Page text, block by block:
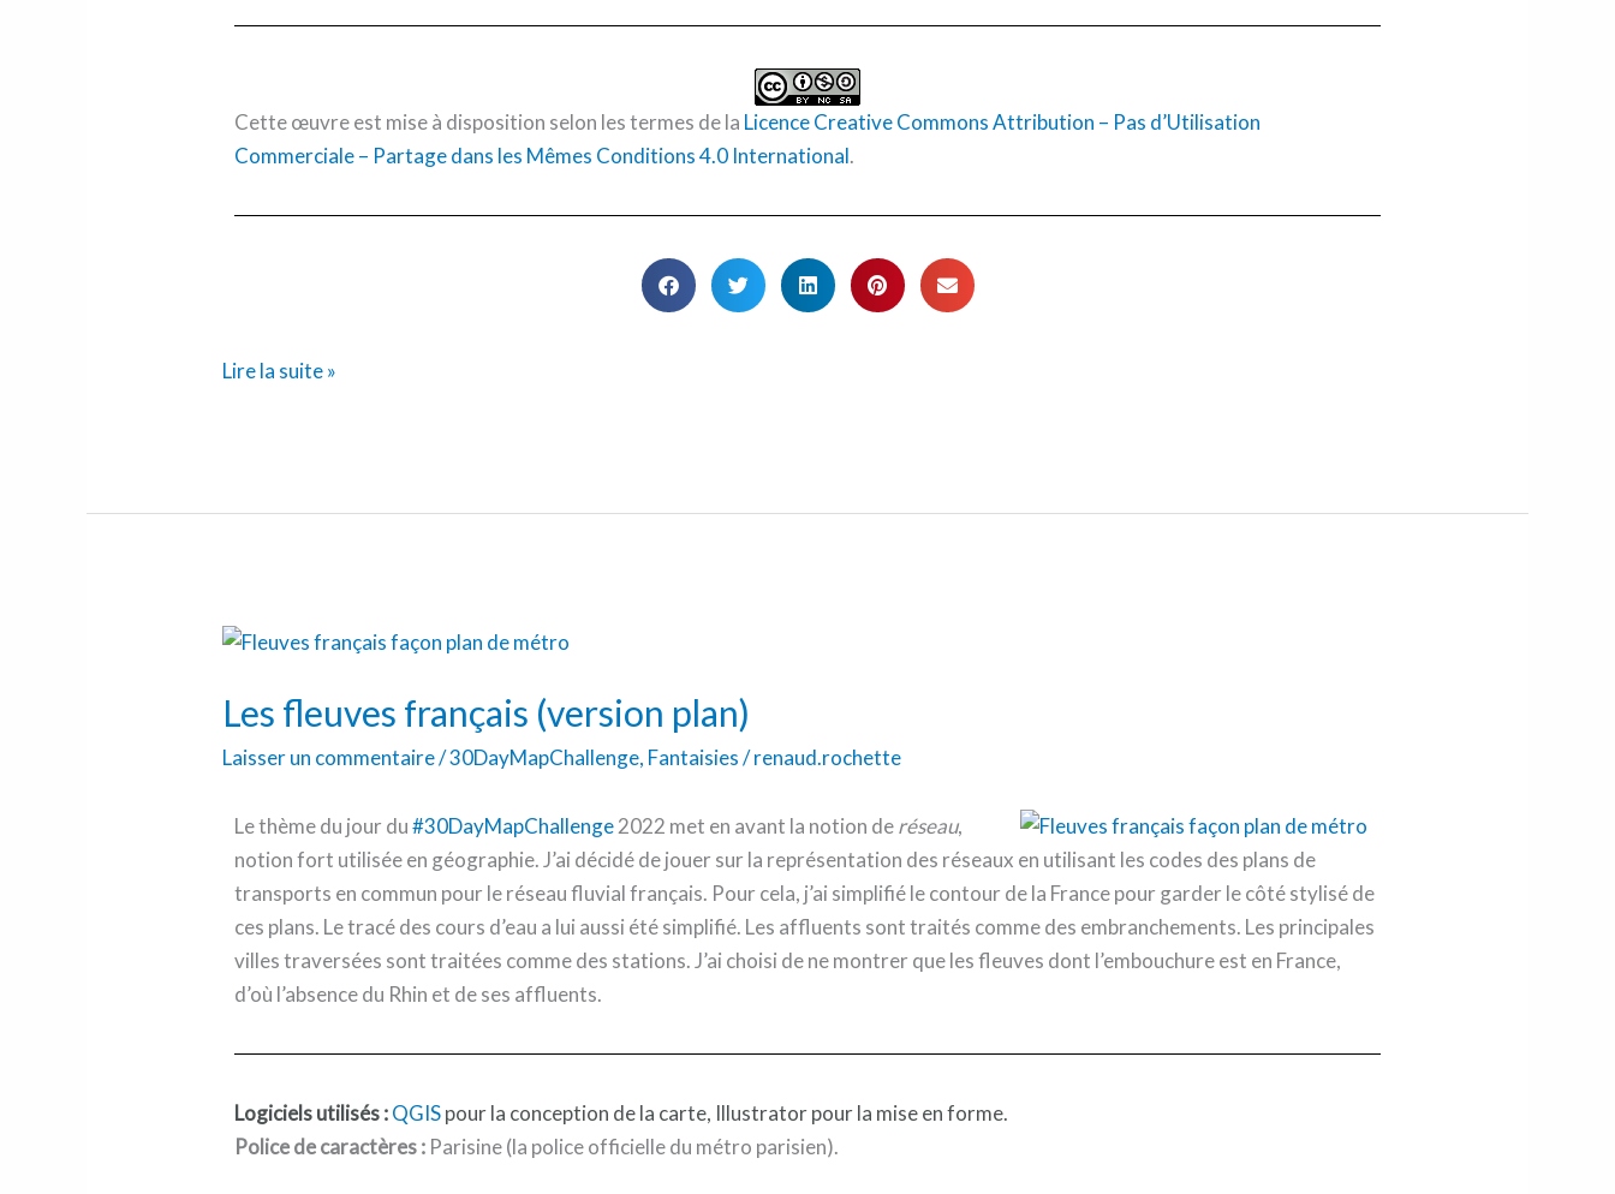
Cette œuvre est mise à disposition selon les termes de la Licence Creative Commons Attribution – Pas d’Utilisation
Commerciale – Partage dans les Mêmes Conditions 4.0 International.
Lire la suite »
Les fleuves français (version plan)
Laisser un commentaire/30DayMapChallenge, Fantaisies/renaud.rochette
Le thème du jour du#30DayMapChallenge2022 met en avant la notion deréseau,
notion fort utilisée en géographie. J’ai décidé de jouer sur la représentation des réseaux en utilisant les codes des plans de
transports en commun pour le réseau fluvial français. Pour cela, j’ai simplifié le contour de la France pour garder le côté stylisé de
ces plans. Le tracé des cours d’eau a lui aussi été simplifié. Les affluents sont traités comme des embranchements. Les principales
villes traversées sont traitées comme des stations. J’ai choisi de ne montrer que les fleuves dont l’embouchure est en France,
d’où l’absence du Rhin et de ses affluents.
Logiciels utilisés :QGISpour la conception de la carte, Illustrator pour la mise en forme.
Police de caractères : Parisine (la police officielle du métro parisien).
Les
français
plan)